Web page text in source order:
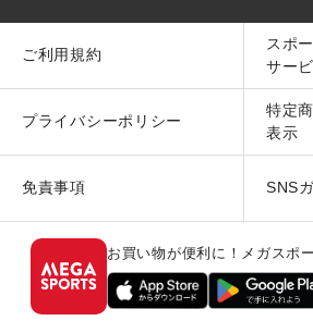
ご利用規約
スポ
サー
プライバシーポリシー
特定
表示
免責事項 SNS
お買い物が便利に！メガスポ